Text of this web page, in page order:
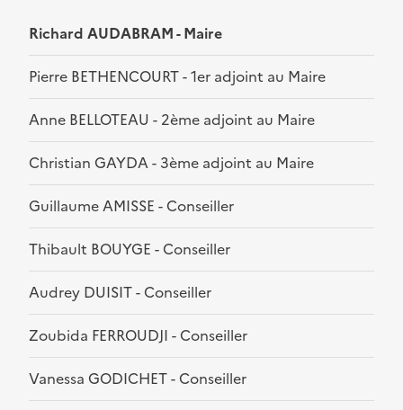
Richard AUDABRAM - Maire
Pierre BETHENCOURT - 1er adjoint au Maire
Anne BELLOTEAU - 2ème adjoint au Maire
Christian GAYDA - 3ème adjoint au Maire
Guillaume AMISSE - Conseiller
Thibault BOUYGE - Conseiller
Audrey DUISIT - Conseiller
Zoubida FERROUDJI - Conseiller
Vanessa GODICHET - Conseiller